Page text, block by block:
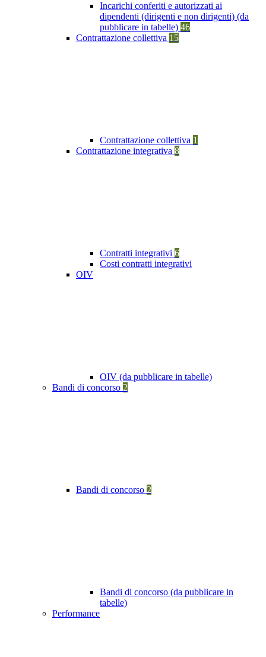
Incarichi conferiti e autorizzati ai
dipendenti (dirigenti e non dirigenti) (da
pubblicare in tabelle) 46
Contrattazione collettiva 15
Contrattazione collettiva 1
Contrattazione integrativa 8
Contratti integrativi 6
Costi contratti integrativi
OIV
OIV (da pubblicare in tabelle)
Bandi di concorso 2
Bandi di concorso 2
Bandi di concorso (da pubblicare in
tabelle)
Performance